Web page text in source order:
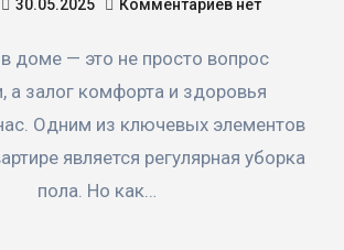
30.05.2025 Комментариев нет
а залог комфорта и здоровья
Одним из ключевых элементов
является регулярная уборка
пола. Но как…